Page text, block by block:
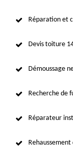
Réparation et
Devis toiture
Démoussage
Recherche de
Réparateur